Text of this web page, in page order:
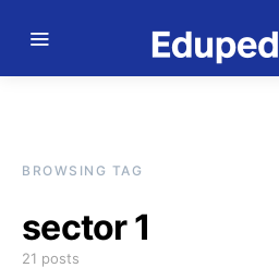
BROWSING TAG
sector 1
21 posts